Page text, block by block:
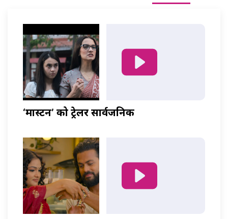
‘मास्टर्नी’ को ट्रेलर सार्वजनिक